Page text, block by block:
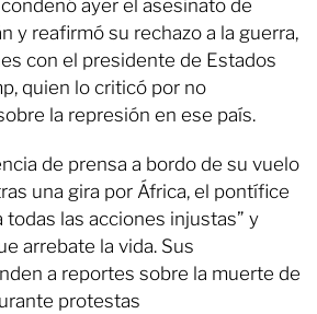
condenó ayer el asesinato de
y reafirmó su rechazo a la guerra,
con el presidente de Estados
quien lo criticó por no
la represión en ese país.
de prensa a bordo de su vuelo
una gira por África, el pontífice
todas las acciones injustas” y
arrebate la vida. Sus
a reportes sobre la muerte de
protestas